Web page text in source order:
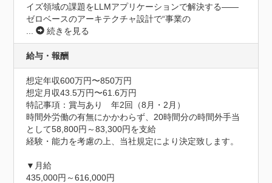
イズ領域の課題をLLMアプリケーションで解決する——
ゼロベースのアーキテクチャ設計で“事業の
...
続きを見る
給与・報酬
想定年収600万円〜850万円
想定月収43.5万円〜61.6万円
特記事項：賞与あり　年2回（8月・2月）
時間外労働の有無にかかわらず、20時間分の時間外手当
として58,800円～83,300円を支給
経験・能力を考慮の上、当社規定により決定致します。
▼月給
435,000円～616,000円